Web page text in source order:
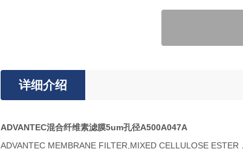
详细介绍
ADVANTEC混合纤维素滤膜5um孔径A500A047A
ADVANTEC MEMBRANE FILTER,MIXED CELLULOSE